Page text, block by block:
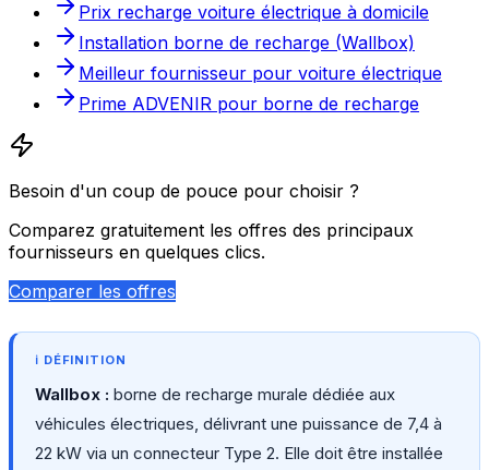
Prix recharge voiture électrique à domicile
Installation borne de recharge (Wallbox)
Meilleur fournisseur pour voiture électrique
Prime ADVENIR pour borne de recharge
Besoin d'un coup de pouce pour choisir ?
Comparez gratuitement les offres des principaux
fournisseurs en quelques clics.
Comparer les offres
Wallbox : borne de recharge murale dédiée aux
véhicules électriques, délivrant une puissance de 7,4 à
22 kW via un connecteur Type 2. Elle doit être installée